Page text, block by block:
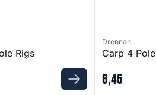
Rigs
Drennan
Carp 4
6,45